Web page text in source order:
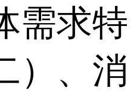
需求特
）、消